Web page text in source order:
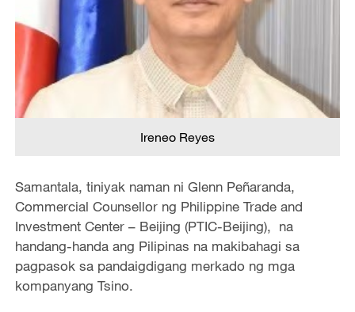
Ireneo Reyes
Samantala, tiniyak naman ni Glenn Peñaranda,
Commercial Counsellor ng Philippine Trade and
Investment Center – Beijing (PTIC-Beijing), na
handang-handa ang Pilipinas na makibahagi sa
pagpasok sa pandaigdigang merkado ng mga
kompanyang Tsino.